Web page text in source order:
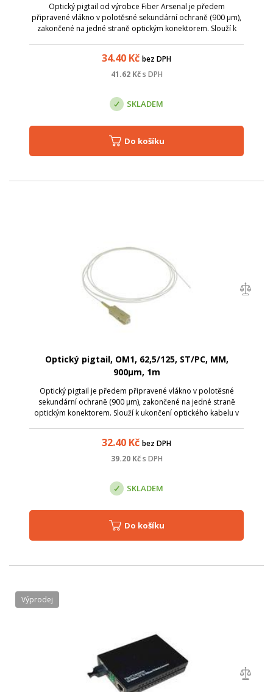
Optický pigtail od výrobce Fiber Arsenal je předem
připravené vlákno v polotěsné sekundární ochraně (900 µm),
zakončené na jedné straně optickým konektorem. Slouží k
34.40 Kč bez DPH
41.62Kč s DPH
SKLADEM
Do košíku
Optický pigtail, OM1, 62,5/125, ST/PC, MM,
900µm, 1m
Optický pigtail je předem připravené vlákno v polotěsné
sekundární ochraně (900 µm), zakončené na jedné straně
optickým konektorem. Slouží k ukončení optického kabelu v
32.40 Kč bez DPH
39.20Kč s DPH
SKLADEM
Do košíku
Výprodej